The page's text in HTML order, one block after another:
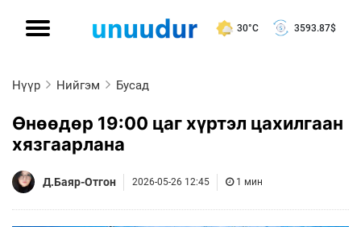
30°C 3593.87$
Нүүр Нийгэм Бусад
Өнөөдөр 19:00 цаг хүртэл цахилгаан
хязгаарлана
Д.Баяр-Отгон 2026-05-26 12:45 1 мин